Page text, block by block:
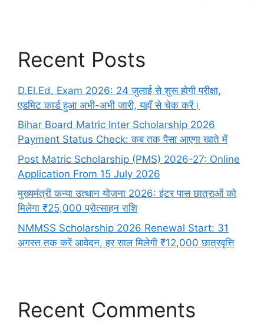
Recent Posts
D.El.Ed. Exam 2026: 24 जुलाई से शुरू होगी परीक्षा,
एडमिट कार्ड हुआ अभी-अभी जारी, यहाँ से चेक करें।
Bihar Board Matric Inter Scholarship 2026
Payment Status Check: कब तक पैसा आएगा खाते में
Post Matric Scholarship (PMS) 2026-27: Online
Application From 15 July 2026
मुख्यमंत्री कन्या उत्थान योजना 2026: इंटर पास छात्राओं को
मिलेगा ₹25,000 प्रोत्साहन राशि
NMMSS Scholarship 2026 Renewal Start: 31
अगस्त तक करें आवेदन, हर साल मिलेगी ₹12,000 छात्रवृत्ति
Recent Comments